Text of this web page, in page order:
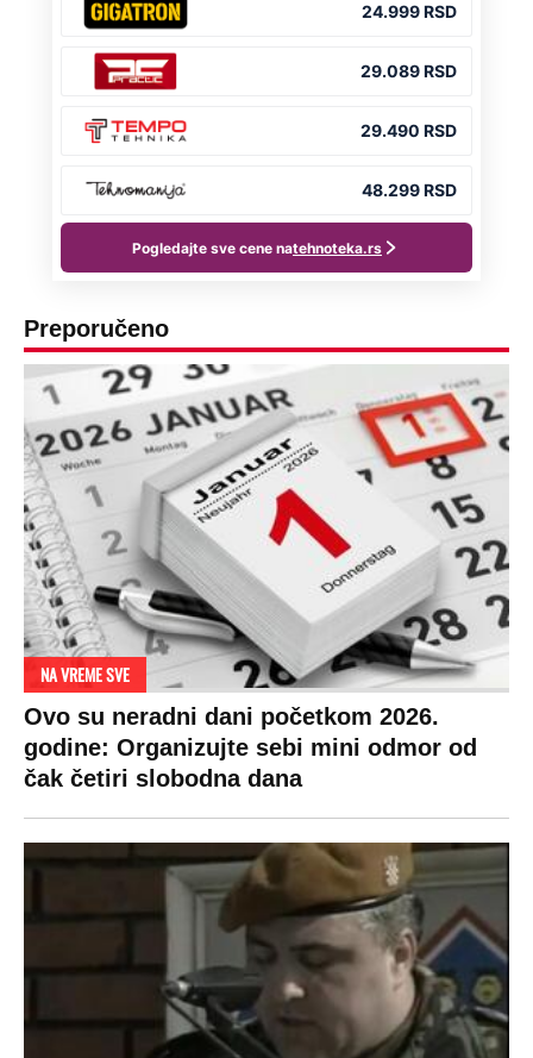
Preporučeno
NA VREME SVE
Ovo su neradni dani početkom 2026.
godine: Organizujte sebi mini odmor od
čak četiri slobodna dana